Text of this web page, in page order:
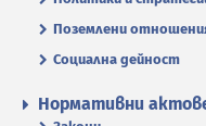
Поземлени
Социална дейност
Нормативни